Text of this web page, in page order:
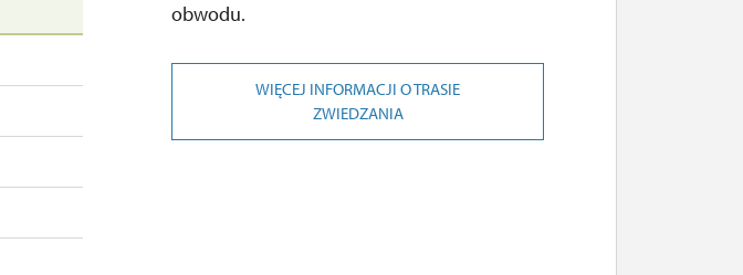
obwodu.
WIĘCEJ INFORMACJI O TRASIE
ZWIEDZANIA